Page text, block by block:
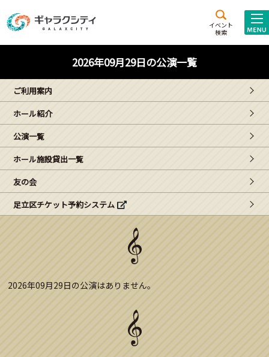
イベント
検索
施設案内
西新井
文化ホール
ギャラクシティとは
こどもみーてぃんぐ
Gがくえん
ブランドからのお知らせ
2026年09月29日の公演一覧
ご利用案内
ホール紹介
公演一覧
ホール施設貸出一覧
友の会
足立区チケット予約システム
2026年09月29日の公演はありません。